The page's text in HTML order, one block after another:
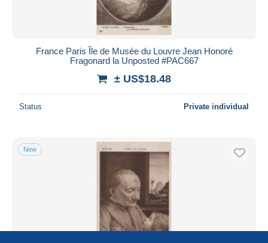
France Paris Île de Musée du Louvre Jean Honoré
Fragonard la Unposted #PAC667
± US$18.48
Status Private individual
New